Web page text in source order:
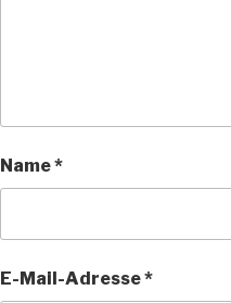
Name*
E-Mail-Adresse*